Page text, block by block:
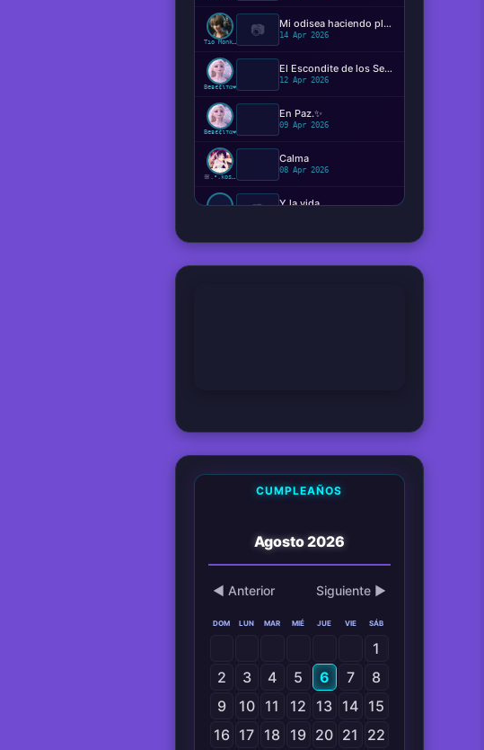
Tío Monkey
📷 Mi odisea haciendo plugins
14 Apr 2026
Beвє¢ιтα❤️
El Escondite de los Sentimientos
12 Apr 2026
Beвє¢ιтα❤️
En Paz.✨️
09 Apr 2026
ꕥ.•.kosaki.•.🦋
Calma
08 Apr 2026
📷 Y la vida...
Tío Monkey
Hemos viajado verdaderamente en el tiempo ?
CUMPLEAÑOS
Agosto 2026
◀ Anterior Siguiente ▶
DOM LUN MAR MIÉ JUE VIE SÁB
1
2
3 4 5 6 7
8
9
10 11 12 13 14 15
16 17 18 19 20 21
22